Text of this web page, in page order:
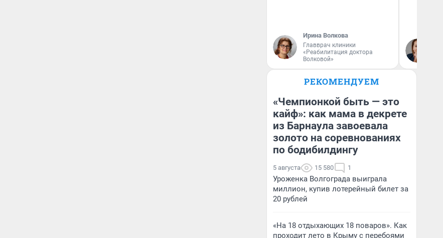
Ирина Волкова
Главврач клиники
«Реабилитация доктора
Волковой»
РЕКОМЕНДУЕМ
«Чемпионкой быть — это
кайф»: как мама в декрете
из Барнаула завоевала
золото на соревнованиях
по бодибилдингу
5 августа 15 580 1
Уроженка Волгограда выиграла
миллион, купив лотерейный билет за
20 рублей
«На 18 отдыхающих 18 поваров». Как
проходит лето в Крыму с перебоями